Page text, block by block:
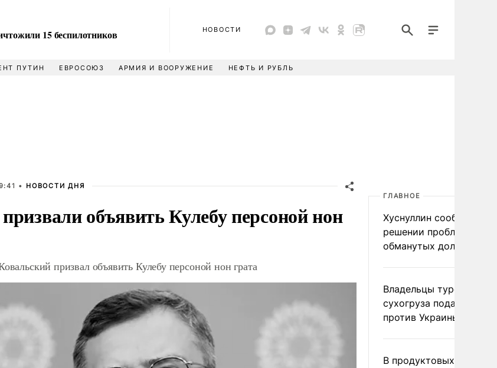
15 беспилотников НОВОСТИ
ПУТИН ЕВРОСОЮЗ АРМИЯ И ВООРУЖЕНИЕ НЕФТЬ И РУБЛЬ
• НОВОСТИ ДНЯ
объявить Кулебу персоной нон
призвал объявить Кулебу персоной нон грата
ГЛАВНОЕ
Хуснуллин сообщил о
решении проблемы
обманутых дольщиков
Владельцы турецкого
сухогруза подадут иск
против Украины в Гаагу
В продуктовых